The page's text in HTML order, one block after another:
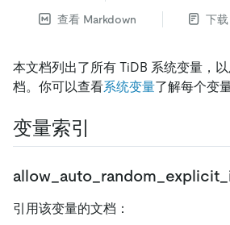
查看 Markdown
下
本文档列出了所有 TiDB 系统变量，
档。你可以查看系统变量了解每个变
变量索引
引用该变量的文档：